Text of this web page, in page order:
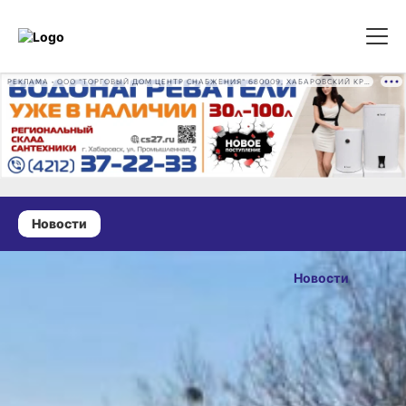
Новости
Новости
ОПУБЛИКОВАНО
05 мая 2025 г., 10:51